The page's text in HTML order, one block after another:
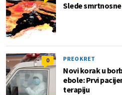
Slede smrtnosne
0 PREOKRET
Novi korak u
ebole: Prvi
terapiju